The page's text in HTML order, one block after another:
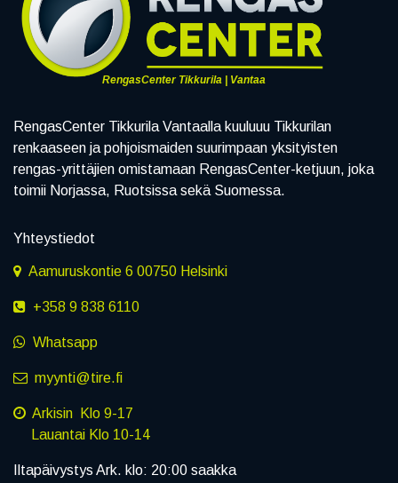
RengasCenter Tikkurila | Vantaa
RengasCenter Tikkurila Vantaalla kuuluuu Tikkurilan
renkaaseen ja pohjoismaiden suurimpaan yksityisten
rengas-yrittäjien omistamaan RengasCenter-ketjuun, joka
toimii Norjassa, Ruotsissa sekä Suomessa.
Yhteystiedot
Aamuruskontie 6 00750 Helsinki
+358 9 838 6110
Whatsapp
myynti@tire.fi
Arkisin Klo 9-17
Lauantai Klo 10-14
Iltapäivystys Ark. klo: 20:00 saakka